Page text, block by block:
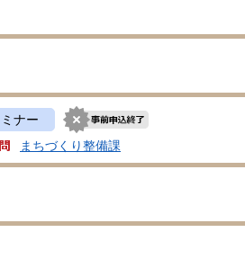
ナー
まちづくり整備課